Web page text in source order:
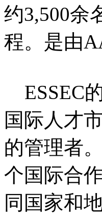
约3,500余
程。是由
ESSEC
国际人才
的管理者
个国际合
同国家和